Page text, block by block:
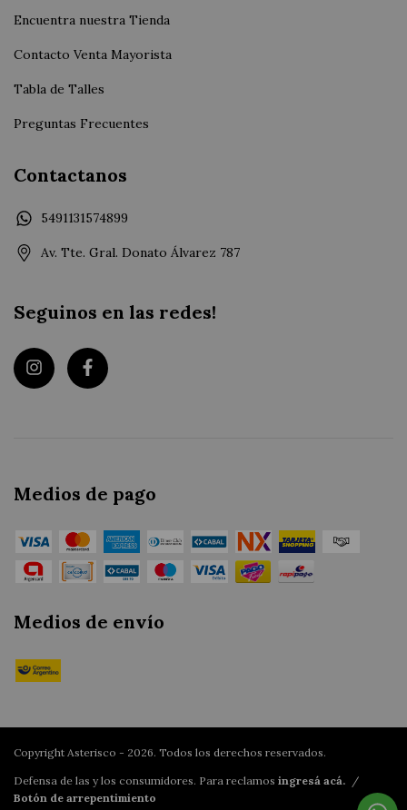
Encuentra nuestra Tienda
Contacto Venta Mayorista
Tabla de Talles
Preguntas Frecuentes
Contactanos
5491131574899
Av. Tte. Gral. Donato Álvarez 787
Seguinos en las redes!
Medios de pago
Medios de envío
Copyright Asterisco - 2026. Todos los derechos reservados.
Defensa de las y los consumidores. Para reclamos ingresá acá. /
Botón de arrepentimiento